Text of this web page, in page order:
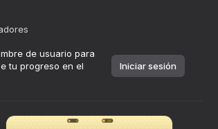
de usuario para
tu progreso en el
Iniciar sesión